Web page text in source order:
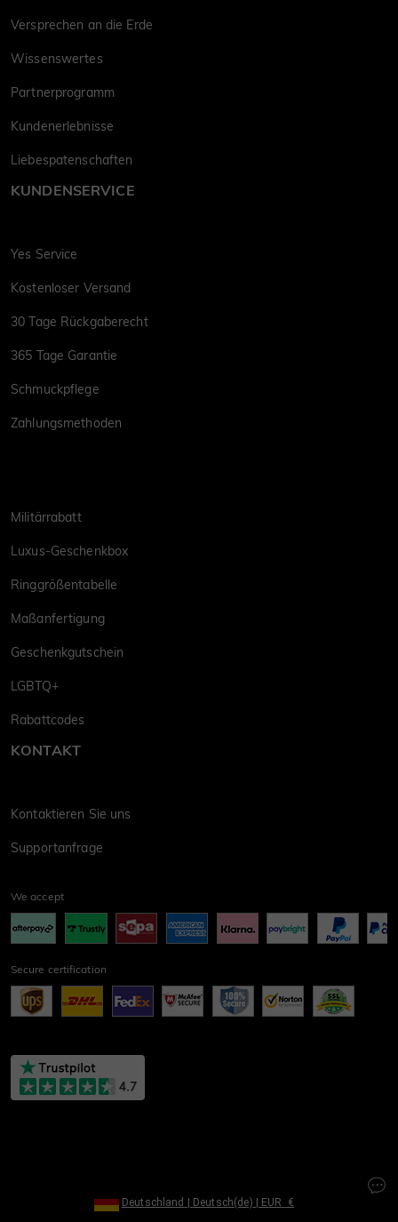
Versprechen an die Erde
Wissenswertes
Partnerprogramm
Kundenerlebnisse
Liebespatenschaften
KUNDENSERVICE
Yes Service
Kostenloser Versand
30 Tage Rückgaberecht
365 Tage Garantie
Schmuckpflege
Zahlungsmethoden
Militärrabatt
Luxus-Geschenkbox
Ringgrößentabelle
Maßanfertigung
Geschenkgutschein
LGBTQ+
Rabattcodes
KONTAKT
Kontaktieren Sie uns
Supportanfrage
We accept
Secure certification
Deutschland | Deutsch(de) | EUR €